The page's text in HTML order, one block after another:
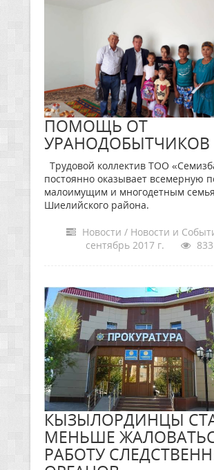
ПОМОЩЬ ОТ
УРАНОДОБЫТЧИКОВ
Трудовой коллектив ТОО
постоянно оказывает всемерную
малоимущим и многодетным
Шиелийского района.
Новости / Новости и
сентябрь 2017 г.
833
КЫЗЫЛОРДИНЦЫ
МЕНЬШЕ
РАБОТУ